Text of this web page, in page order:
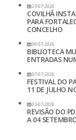
23-07-2026
COVILHÃ
PARA
CONCELHO
09-07-2026
BIBLIOTECA
ENTRADAS
07-07-2026
FESTIVAL DO
11 DE JULHO
03-07-2026
REVISÃO DO
A 04